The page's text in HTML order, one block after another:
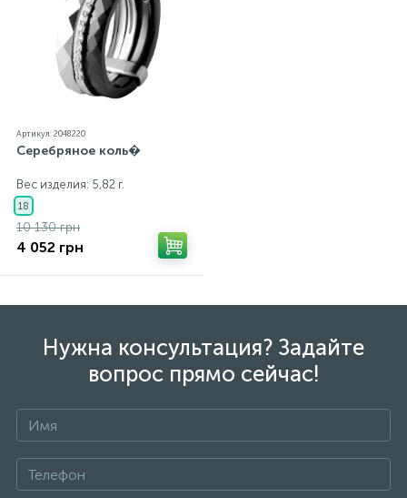
Артикул: 2048220
Серебряное коль�
Вес изделия: 5,82 г.
18
10 130 грн
4 052 грн
Нужна консультация? Задайте
вопрос прямо сейчас!